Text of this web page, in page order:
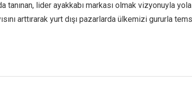
tanınan, lider ayakkabı markası olmak vizyonuyla
arttırarak yurt dışı pazarlarda ülkemizi gururla